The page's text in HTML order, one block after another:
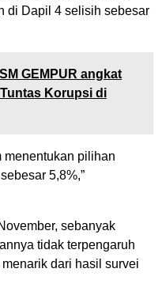
di Dapil 4 selisih sebesar
GEMPUR angkat
Korupsi di
menentukan pilihan
5,8%,”
sebanyak
tidak terpengaruh
dari hasil survei